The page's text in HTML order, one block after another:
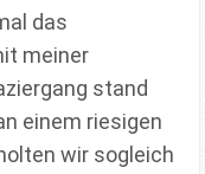
das
meiner
stand
einem riesigen
wir sogleich